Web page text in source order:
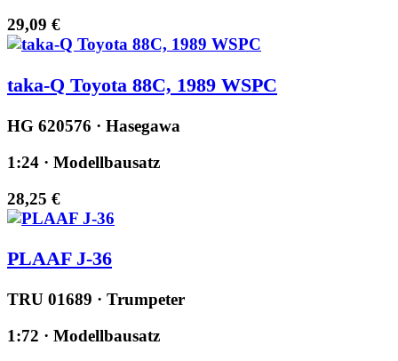
29,09 €
taka-Q Toyota 88C, 1989 WSPC
HG 620576 · Hasegawa
1:24 · Modellbausatz
28,25 €
PLAAF J-36
TRU 01689 · Trumpeter
1:72 · Modellbausatz